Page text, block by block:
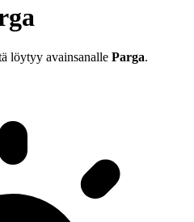
löytyy avainsanalle Parga.